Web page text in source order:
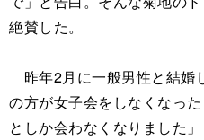
絶賛した。
昨年2月に一般男性と結婚
の方が女子会をしなくなっ
としか会わなくなりました